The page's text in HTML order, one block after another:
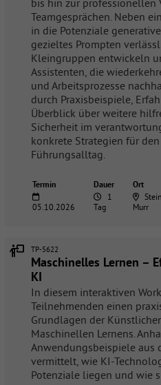
Teamgesprächen. Neben
in die Potenziale
gezieltes Prompten
Kleingruppen entwickeln
Assistenten, die
und Arbeitsprozesse
durch Praxisbeispiele,
Überblick über weitere
Sicherheit im
konkrete Strategien für
Führungsalltag.
Termin Dauer Ort
05.10.2026
1
Tag
Murr
TP-5622
Maschinelles Lernen –
KI
In diesem interaktiven
Teilnehmenden einen
Grundlagen der
Maschinellen Lernens.
Anwendungsbeispiele aus
vermittelt, wie KI-
Potenziale liegen und wie